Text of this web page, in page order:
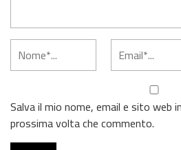
Salva il mio nome, email e sito web
prossima volta che commento.